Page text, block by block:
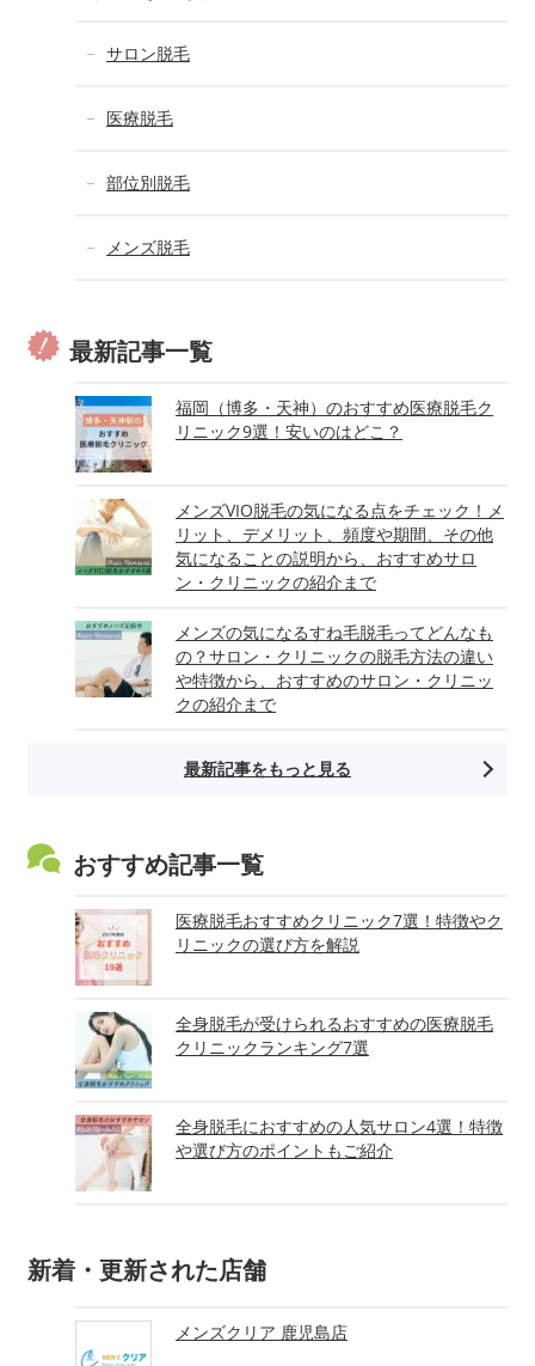
サロン脱毛
医療脱毛
部位別脱毛
メンズ脱毛
最新記事一覧
福岡（博多・天神）のおすすめ医療脱毛ク
リニック9選！安いのはどこ？
メンズVIO脱毛の気になる点をチェック！メ
リット、デメリット、頻度や期間、その他
気になることの説明から、おすすめサロ
ン・クリニックの紹介まで
メンズの気になるすね毛脱毛ってどんなも
の？サロン・クリニックの脱毛方法の違い
や特徴から、おすすめのサロン・クリニッ
クの紹介まで
最新記事をもっと見る
おすすめ記事一覧
医療脱毛おすすめクリニック7選！特徴やク
リニックの選び方を解説
全身脱毛が受けられるおすすめの医療脱毛
クリニックランキング7選
全身脱毛におすすめの人気サロン4選！特徴
や選び方のポイントもご紹介
新着・更新された店舗
メンズクリア 鹿児島店